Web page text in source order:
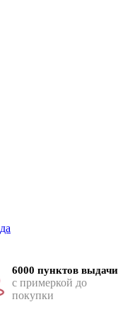
6000 пунктов выдачи
с примеркой до
покупки